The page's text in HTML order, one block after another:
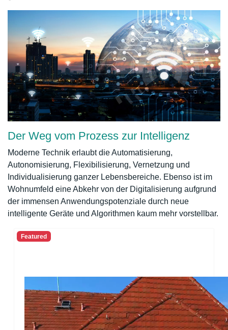
Der Weg vom Prozess zur Intelligenz
Moderne Technik erlaubt die Automatisierung,
Autonomisierung, Flexibilisierung, Vernetzung und
Individualisierung ganzer Lebensbereiche. Ebenso ist im
Wohnumfeld eine Abkehr von der Digitalisierung aufgrund
der immensen Anwendungspotenziale durch neue
intelligente Geräte und Algorithmen kaum mehr vorstellbar.
Featured